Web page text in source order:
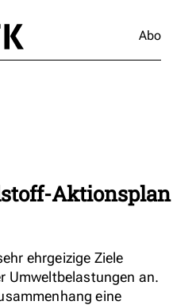
Abo
Aktionsplan
ehrgeizige Ziele
Umweltbelastungen an.
eine